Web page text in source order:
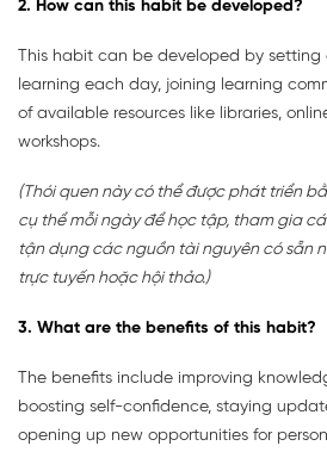
2. How can this habit be developed?
This habit can be developed by setting
learning each day, joining learning
of available resources like libraries,
workshops.
(Thói quen này có thể được phát triển
cụ thể mỗi ngày để học tập, tham gia
tận dụng các nguồn tài nguyên có sẵn
trực tuyến hoặc hội thảo.)
3. What are the benefits of this habit?
The benefits include improving
boosting self-confidence, staying
opening up new opportunities for